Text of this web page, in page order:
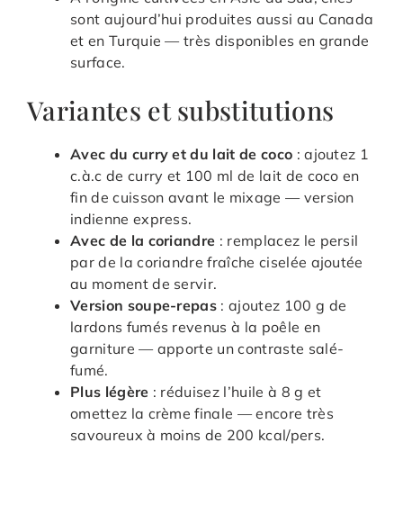
sont aujourd’hui produites aussi au Canada
et en Turquie — très disponibles en grande
surface.
Variantes et substitutions
Avec du curry et du lait de coco : ajoutez 1
c.à.c de curry et 100 ml de lait de coco en
fin de cuisson avant le mixage — version
indienne express.
Avec de la coriandre : remplacez le persil
par de la coriandre fraîche ciselée ajoutée
au moment de servir.
Version soupe-repas : ajoutez 100 g de
lardons fumés revenus à la poêle en
garniture — apporte un contraste salé-
fumé.
Plus légère : réduisez l’huile à 8 g et
omettez la crème finale — encore très
savoureux à moins de 200 kcal/pers.